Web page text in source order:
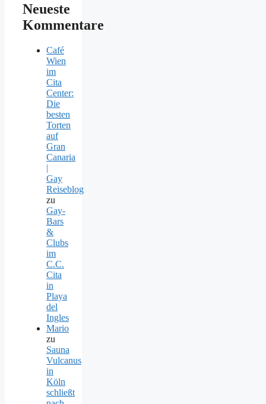
Neueste
Kommentare
Café
Wien
im
Cita
Center:
Die
besten
Torten
auf
Gran
Canaria
|
Gay
Reiseblog
zu
Gay-
Bars
&
Clubs
im
C.C.
Cita
in
Playa
del
Ingles
Mario
zu
Sauna
Vulcanus
in
Köln
schließt